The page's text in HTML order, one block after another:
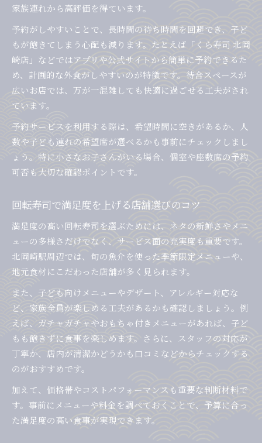
家族連れから高評価を得ています。
予約がしやすいことで、長時間の待ち時間を回避でき、子ど
もが飽きてしまう心配も減ります。たとえば「くら寿司 北岡
崎店」などではアプリや公式サイトから簡単に予約できるた
め、計画的な外食がしやすいのが特徴です。待合スペースが
広いお店では、万が一混雑しても快適に過ごせる工夫がされ
ています。
予約サービスを利用する際は、希望時間に空きがあるか、人
数や子ども連れの希望席が選べるかも事前にチェックしまし
ょう。特に小さなお子さんがいる場合、個室や座敷席の予約
可否も大切な確認ポイントです。
回転寿司で満足度を上げる店舗選びのコツ
満足度の高い回転寿司を選ぶためには、ネタの新鮮さやメニ
ューの多様さだけでなく、サービス面の充実度も重要です。
北岡崎駅周辺では、旬の魚介を使った季節限定メニューや、
地元食材にこだわった店舗が多く見られます。
また、子ども向けメニューやデザート、アレルギー対応な
ど、家族全員が楽しめる工夫があるかも確認しましょう。例
えば、ガチャガチャやおもちゃ付きメニューがあれば、子ど
もも飽きずに食事を楽しめます。さらに、スタッフの対応が
丁寧か、店内が清潔かどうかも口コミなどからチェックする
のがおすすめです。
加えて、価格帯やコストパフォーマンスも重要な判断材料で
す。事前にメニューや料金を調べておくことで、予算に合っ
た満足度の高い食事が実現できます。